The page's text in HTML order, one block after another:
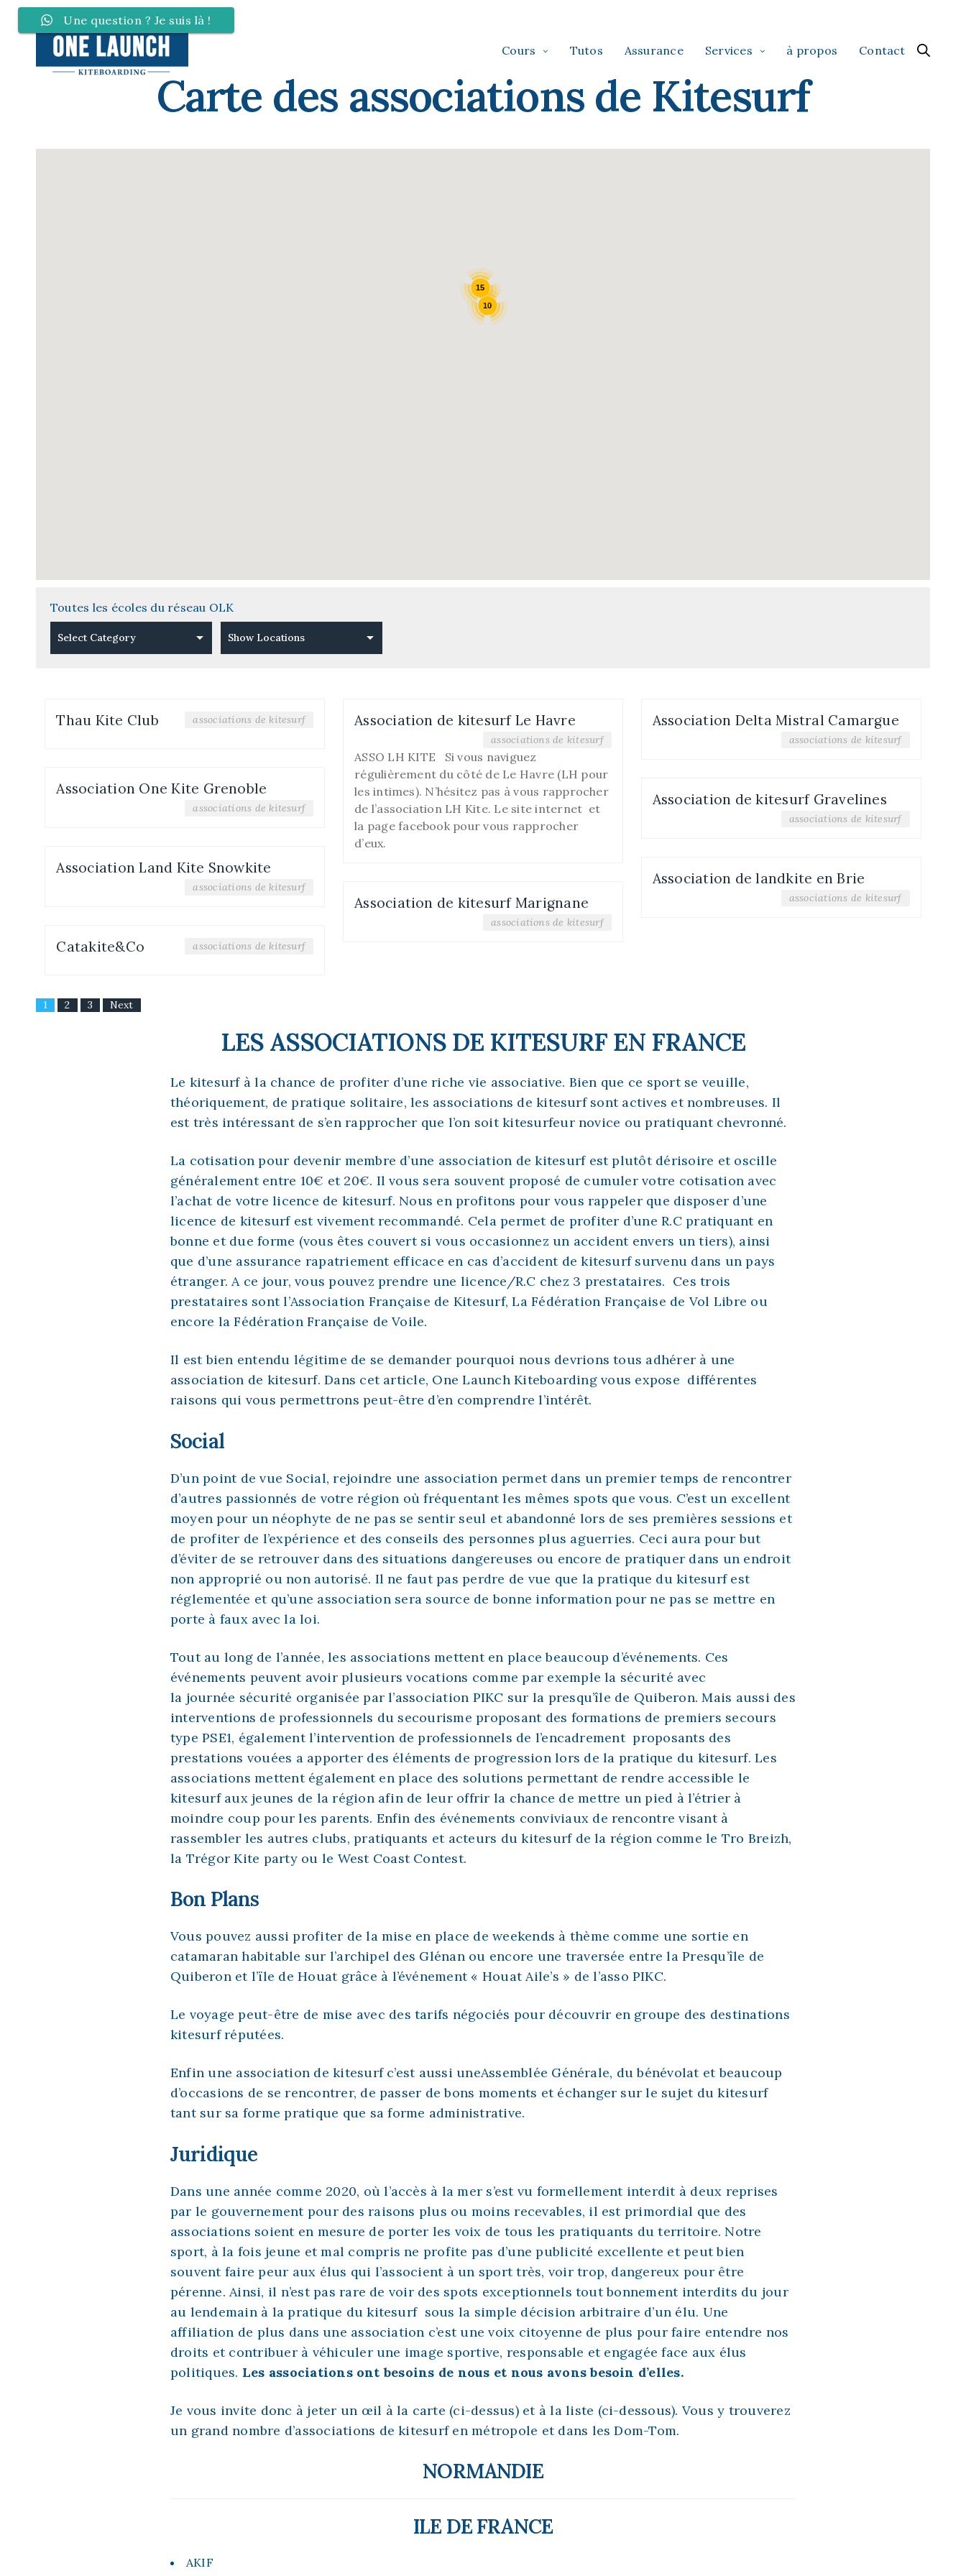
Cours Tutos Assurance Services à propos Contact
Carte des associations de Kitesurf
10
15
Toutes les écoles du réseau OLK
Thau Kite Club associations de kitesurf Association de kitesurf Le Havre
associations de kitesurf
ASSO LH KITE Si vous naviguez
régulièrement du côté de Le Havre (LH pour
les intimes). N’hésitez pas à vous rapprocher
de l’association LH Kite. Le site internet et
la page facebook pour vous rapprocher
d’eux.
Association Delta Mistral Camargue
associations de kitesurf
Association One Kite Grenoble
associations de kitesurf Association de kitesurf Gravelines
associations de kitesurf
Association Land Kite Snowkite
associations de kitesurf Association de landkite en Brie
associations de kitesurf
Association de kitesurf Marignane
associations de kitesurf
Catakite&Co associations de kitesurf
1 2 3 Next
LES ASSOCIATIONS DE KITESURF EN FRANCE
Le kitesurf à la chance de profiter d’une riche vie associative. Bien que ce sport se veuille,
théoriquement, de pratique solitaire, les associations de kitesurf sont actives et nombreuses. Il
est très intéressant de s’en rapprocher que l’on soit kitesurfeur novice ou pratiquant chevronné.
La cotisation pour devenir membre d’une association de kitesurf est plutôt dérisoire et oscille
généralement entre 10€ et 20€. Il vous sera souvent proposé de cumuler votre cotisation avec
l’achat de votre licence de kitesurf. Nous en profitons pour vous rappeler que disposer d’une
licence de kitesurf est vivement recommandé. Cela permet de profiter d’une R.C pratiquant en
bonne et due forme (vous êtes couvert si vous occasionnez un accident envers un tiers), ainsi
que d’une assurance rapatriement efficace en cas d’accident de kitesurf survenu dans un pays
étranger. A ce jour, vous pouvez prendre une licence/R.C chez 3 prestataires. Ces trois
prestataires sont l’Association Française de Kitesurf,La Fédération Française de Vol Libre ou
encore laFédération Française de Voile.
Il est bien entendu légitime de se demander pourquoi nous devrions tous adhérer à une
association de kitesurf. Dans cet article, One Launch Kiteboarding vous expose différentes
raisons qui vous permettrons peut-être d’en comprendre l’intérêt.
Social
D’un point de vue Social, rejoindre une association permet dans un premier temps de rencontrer
d’autres passionnés de votre région où fréquentant les mêmes spots que vous. C’est un excellent
moyen pour un néophyte de ne pas se sentir seul et abandonné lors de ses premières sessions et
de profiter de l’expérience et des conseils des personnes plus aguerries. Ceci aura pour but
d’éviter de se retrouver dans des situations dangereuses ou encore de pratiquer dans un endroit
non approprié ou non autorisé. Il ne faut pas perdre de vue que la pratique du kitesurf est
réglementée et qu’une association sera source de bonne information pour ne pas se mettre en
porte à faux avec la loi.
Tout au long de l’année, les associations mettent en place beaucoup d’événements. Ces
événements peuvent avoir plusieurs vocations comme par exemple la sécurité avec
la journée sécurité organisée par l’association PIKC sur la presqu’île de Quiberon. Mais aussi des
interventions de professionnels du secourisme proposant des formations de premiers secours
type PSE1, égalementl’intervention de professionnels de l’encadrementproposants des
prestations vouées a apporter des éléments de progression lors de la pratique du kitesurf. Les
associations mettent également en place des solutions permettant de rendre accessible le
kitesurf aux jeunes de la région afin de leur offrir la chance demettre un pied à l’étrier à
moindre coup pour les parents. Enfin des événements conviviaux de rencontre visant à
rassembler les autres clubs, pratiquants et acteurs du kitesurf de la région comme le Tro Breizh,
la Trégor Kite party ou le West Coast Contest.
Bon Plans
Vous pouvez aussi profiter de la mise en place de weekends à thème comme une sortie en
catamaran habitable sur l’archipel des Glénan ou encore une traversée entre la Presqu’île de
Quiberon et l’ïle de Houat grâce à l’événement « Houat Aile’s » de l’asso PIKC.
Le voyage peut-être de mise avec des tarifs négociés pour découvrir en groupe des destinations
kitesurf réputées.
Enfin une association de kitesurf c’est aussi uneAssemblée Générale, du bénévolat et beaucoup
d’occasions de se rencontrer, de passer de bons moments et échanger sur le sujet du kitesurf
tant sur sa forme pratique que sa forme administrative.
Juridique
Dans une année comme 2020, où l’accès à la mer s’est vu formellement interdit à deux reprises
par le gouvernement pour des raisons plus ou moins recevables, il est primordial que des
associations soient en mesure deporter les voix de tous les pratiquants du territoire. Notre
sport, à la fois jeune et mal compris ne profite pas d’une publicité excellente et peut bien
souvent faire peur aux élus qui l’associent à un sport très, voir trop, dangereux pour être
pérenne. Ainsi, il n’est pas rare de voir des spots exceptionnels tout bonnement interdits du jour
au lendemain à la pratique du kitesurf sous la simple décision arbitraire d’un élu. Une
affiliation de plus dans une association c’est une voix citoyenne de plus pour faire entendre nos
droits et contribuer à véhiculer une image sportive, responsable et engagée face aux élus
politiques. Les associations ont besoins de nous et nous avons besoin d’elles.
Je vous invite donc à jeter un œil à la carte (ci-dessus) et à la liste (ci-dessous). Vous y trouverez
un grand nombre d’associations de kitesurf en métropole et dans les Dom-Tom.
NORMANDIE
ILE DE FRANCE
AKIF
Une question ? Je suis là !